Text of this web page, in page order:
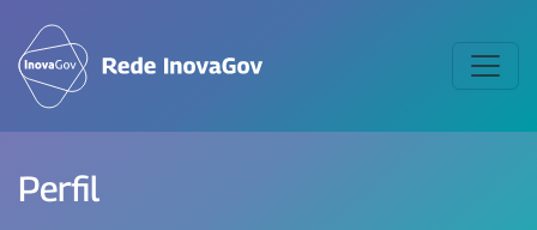
Perfil